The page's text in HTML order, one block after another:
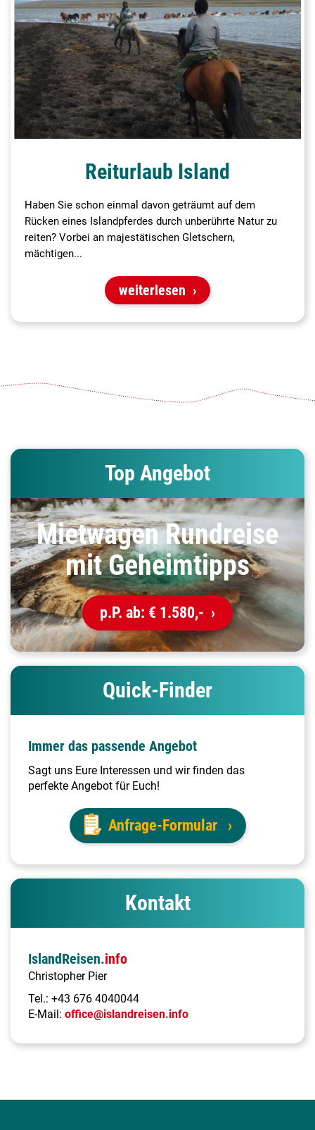
Reiturlaub Island
Haben Sie schon einmal davon geträumt auf dem
Rücken eines Islandpferdes durch unberührte Natur zu
reiten? Vorbei an majestätischen Gletschern,
mächtigen...
weiterlesen
Top Angebot
Mietwagen Rundreise
mit Geheimtipps
p.P. ab: € 1.580,-
Quick-Finder
Immer das passende Angebot
Sagt uns Eure Interessen und wir finden das
perfekte Angebot für Euch!
Anfrage-Formular
Kontakt
IslandReisen.info
Christopher Pier
Tel.: +43 676 4040044
E-Mail: office@islandreisen.info